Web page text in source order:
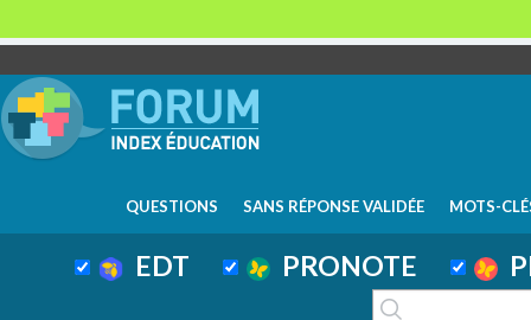
QUESTIONS SANS RÉPONSE VALIDÉE MOTS-
EDT PRONOTE